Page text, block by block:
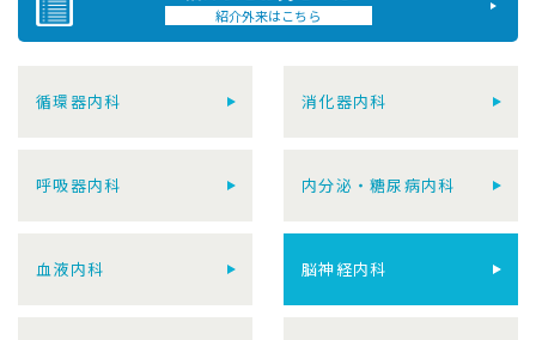
紹介外来はこちら
循環器内科 消化器内科
呼吸器内科 内分泌・糖尿病内科
血液内科 脳神経内科